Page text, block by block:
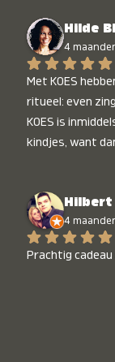
Hilde
4
Met KOES
ritueel: even
KOES is
kindjes, want
Hilbert
4
Prachtig